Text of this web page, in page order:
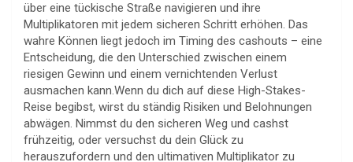
über eine tückische Straße navigieren und ihre
Multiplikatoren mit jedem sicheren Schritt erhöhen. Das
wahre Können liegt jedoch im Timing des cashouts – eine
Entscheidung, die den Unterschied zwischen einem
riesigen Gewinn und einem vernichtenden Verlust
ausmachen kann.Wenn du dich auf diese High-Stakes-
Reise begibst, wirst du ständig Risiken und Belohnungen
abwägen. Nimmst du den sicheren Weg und cashst
frühzeitig, oder versuchst du dein Glück zu
herauszufordern und den ultimativen Multiplikator zu